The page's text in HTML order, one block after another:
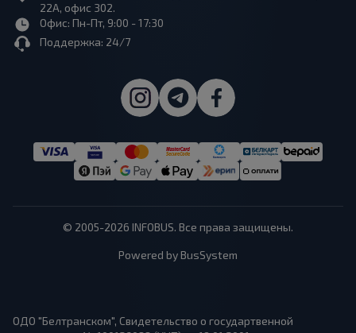
22А, офис 302.
Офис: Пн-Пт, 9:00 - 17:30
Поддержка: 24/7
© 2005-2026 INFOBUS. Все права защищены.
Powered by BusSystem
ОДО "Белтранском", Свидетельство о государтвенной